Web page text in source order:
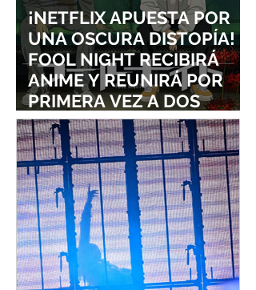
¡NETFLIX APUESTA POR
UNA OSCURA DISTOPÍA!
FOOL NIGHT RECIBIRÁ
ANIME Y REUNIRÁ POR
PRIMERA VEZ A DOS
ESTUDIOS LEGENDARIOS